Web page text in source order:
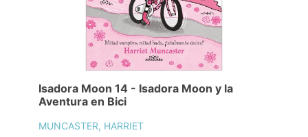
Isadora Moon 14 - Isadora Moon y la
Aventura en Bici
MUNCASTER, HARRIET